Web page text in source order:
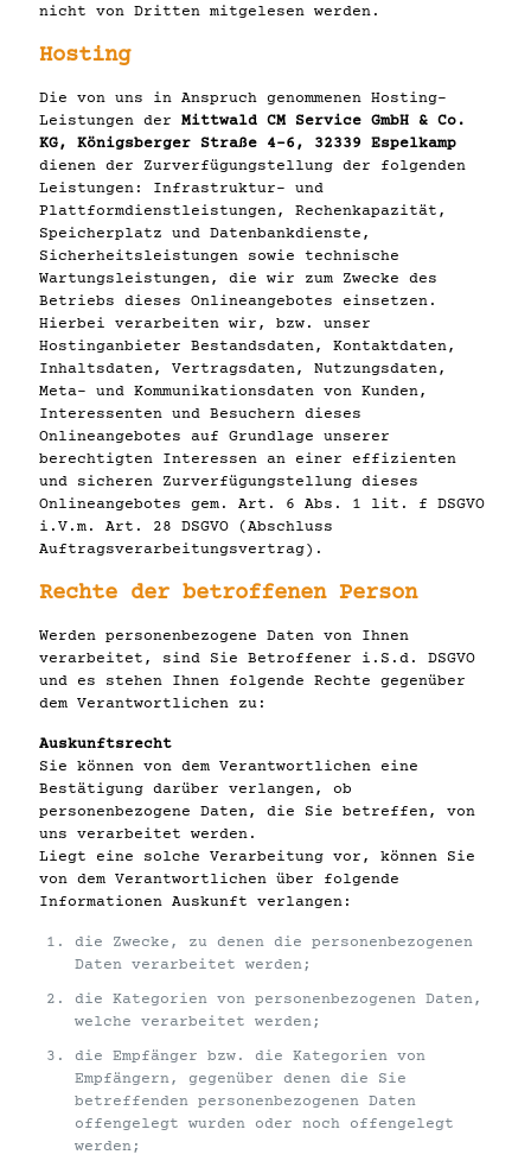
nicht von Dritten mitgelesen werden.
Hosting
Die von uns in Anspruch genommenen Hosting-
Leistungen der Mittwald CM Service GmbH & Co.
KG, Königsberger Straße 4-6, 32339 Espelkamp
dienen der Zurverfügungstellung der folgenden
Leistungen: Infrastruktur- und
Plattformdienstleistungen, Rechenkapazität,
Speicherplatz und Datenbankdienste,
Sicherheitsleistungen sowie technische
Wartungsleistungen, die wir zum Zwecke des
Betriebs dieses Onlineangebotes einsetzen.
Hierbei verarbeiten wir, bzw. unser
Hostinganbieter Bestandsdaten, Kontaktdaten,
Inhaltsdaten, Vertragsdaten, Nutzungsdaten,
Meta- und Kommunikationsdaten von Kunden,
Interessenten und Besuchern dieses
Onlineangebotes auf Grundlage unserer
berechtigten Interessen an einer effizienten
und sicheren Zurverfügungstellung dieses
Onlineangebotes gem. Art. 6 Abs. 1 lit. f DSGVO
i.V.m. Art. 28 DSGVO (Abschluss
Auftragsverarbeitungsvertrag).
Rechte der betroffenen Person
Werden personenbezogene Daten von Ihnen
verarbeitet, sind Sie Betroffener i.S.d. DSGVO
und es stehen Ihnen folgende Rechte gegenüber
dem Verantwortlichen zu:
Auskunftsrecht
Sie können von dem Verantwortlichen eine
Bestätigung darüber verlangen, ob
personenbezogene Daten, die Sie betreffen, von
uns verarbeitet werden.
Liegt eine solche Verarbeitung vor, können Sie
von dem Verantwortlichen über folgende
Informationen Auskunft verlangen:
die Zwecke, zu denen die personenbezogenen
Daten verarbeitet werden;
die Kategorien von personenbezogenen Daten,
welche verarbeitet werden;
die Empfänger bzw. die Kategorien von
Empfängern, gegenüber denen die Sie
betreffenden personenbezogenen Daten
offengelegt wurden oder noch offengelegt
werden;